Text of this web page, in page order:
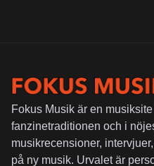
Fokus Musik är en
fanzinetraditionen och i
musikrecensioner,
på ny musik. Urvalet är